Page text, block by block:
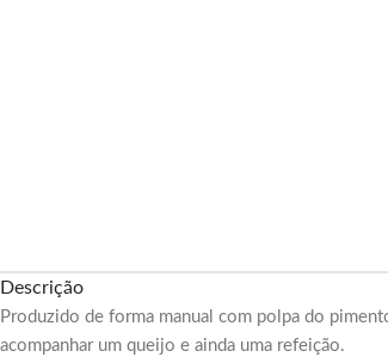
Descrição
Produzido de forma manual com polpa do
acompanhar um queijo e ainda uma refeição.